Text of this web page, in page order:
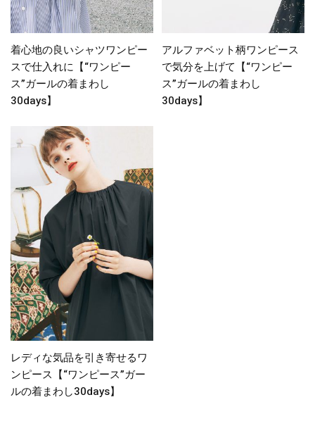
着心地の良いシャツワンピー
スで仕入れに【“ワンピー
ス”ガールの着まわし
30days】
アルファベット柄ワンピース
で気分を上げて【“ワンピー
ス”ガールの着まわし
30days】
レディな気品を引き寄せるワ
ンピース【“ワンピース”ガー
ルの着まわし30days】